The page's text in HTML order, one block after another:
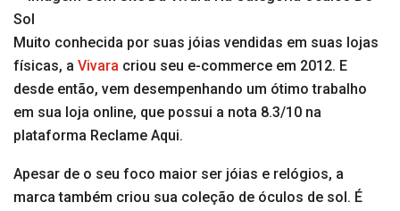
Muito conhecida por suas jóias vendidas em suas lojas
físicas, a Vivara criou seu e-commerce em 2012. E
desde então, vem desempenhando um ótimo trabalho
em sua loja online, que possui a nota 8.3/10 na
plataforma Reclame Aqui.
Apesar de o seu foco maior ser jóias e relógios, a
marca também criou sua coleção de óculos de sol. É